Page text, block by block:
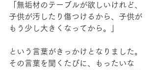
「無垢材のテーブルが欲しいけれど、
子供が汚したり傷つけるから、子供が
もう少し大きくなってから。」
という言葉がきっかけとなりました。
その言葉を聞くたびに、もったいな